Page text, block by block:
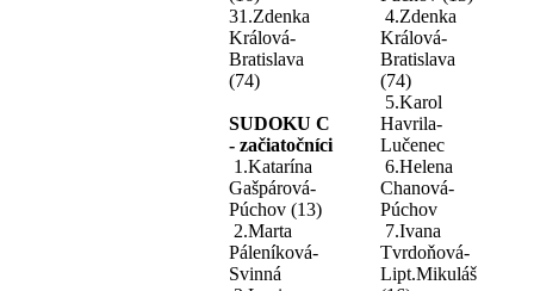
31.Zdenka
Králová-
Bratislava
(74)
SUDOKU C
- začiatočníci
1.Katarína
Gašpárová-
Púchov (13)
2.Marta
Páleníková-
Svinná
4.Zdenka
Králová-
Bratislava
(74)
5.Karol
Havrila-
Lučenec
6.Helena
Chanová-
Púchov
7.Ivana
Tvrdoňová-
Lipt.Mikuláš